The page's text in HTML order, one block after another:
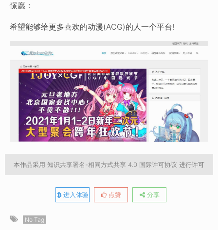
憬愿：
希望能够给更多喜欢的动漫(ACG)的人一个平台!
本作品采用 知识共享署名-相同方式共享 4.0 国际许可协议 进行许可
进入体验 点赞 分享
No Tag